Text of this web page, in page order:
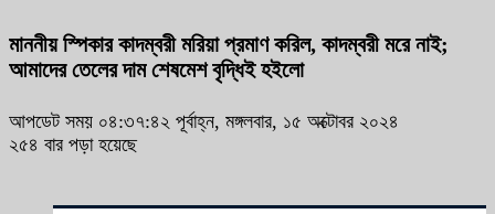
মাননীয় স্পিকার কাদম্বরী মরিয়া প্রমাণ করিল, কাদম্বরী মরে নাই;
আমাদের তেলের দাম শেষমেশ বৃদ্ধিই হইলো
আপডেট সময় ০৪:৩৭:৪২ পূর্বাহ্ন, মঙ্গলবার, ১৫ অক্টোবর ২০২৪
২৫৪ বার পড়া হয়েছে